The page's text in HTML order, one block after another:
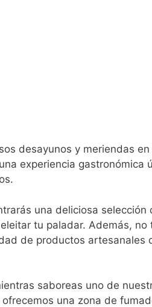
desayunos y meriendas en
experiencia gastronómica
una deliciosa selección
tu paladar. Además, no
de productos artesanales
saboreas uno de
una zona de